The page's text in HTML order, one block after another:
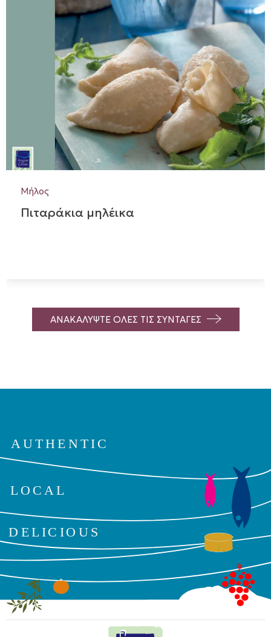
Μήλος
Πιταράκια μηλέικα
ΑΝΑΚΑΛΥΨΤΕ ΟΛΕΣ ΤΙΣ ΣΥΝΤΑΓΕΣ